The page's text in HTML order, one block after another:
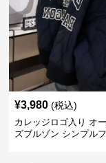
¥3,980 (税込)
カレッジロゴ入り オ
ズブルゾン シンプル